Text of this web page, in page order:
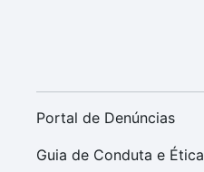
Portal de Denúncias
Guia de Conduta e Ética